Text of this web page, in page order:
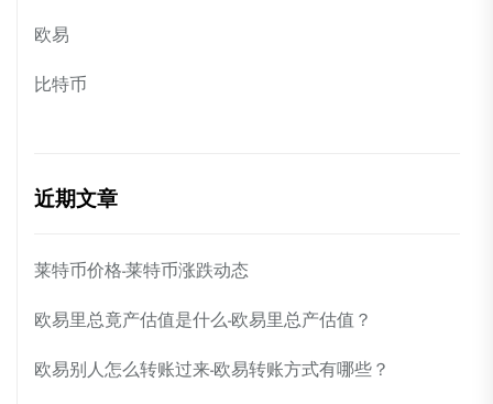
欧易
比特币
近期文章
莱特币价格-莱特币涨跌动态
欧易里总竟产估值是什么-欧易里总产估值？
欧易别人怎么转账过来-欧易转账方式有哪些？